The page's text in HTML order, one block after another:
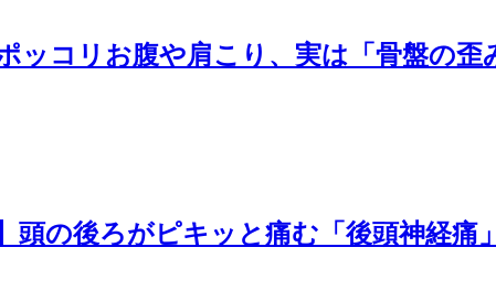
ッコリお腹や肩こり、実は「骨盤の
頭の後ろがピキッと痛む「後頭神経